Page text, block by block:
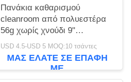
Πανάκια καθαρισμού
cleanroom από πολυεστέρα
56g χωρίς χνούδι 9"
Ανθεκτικό στην φθορά χαρτί
καθαρισμού
USD 4.5-USD 5 MOQ:10 τσάντες
ΜΑΣ ΕΛΆΤΕ ΣΕ ΕΠΑΦΉ
ΜΕ